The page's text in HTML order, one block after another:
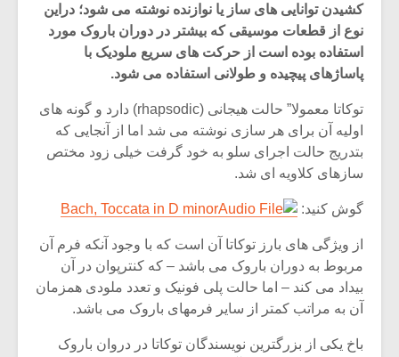
کشیدن توانایی های ساز یا نوازنده نوشته می شود؛ دراین
نوع از قطعات موسیقی که بیشتر در دوران باروک مورد
استفاده بوده است از حرکت های سریع ملودیک با
پاساژهای پیچیده و طولانی استفاده می شود.
توکاتا معمولا” حالت هیجانی (rhapsodic) دارد و گونه های
اولیه آن برای هر سازی نوشته می شد اما از آنجایی که
بتدریج حالت اجرای سلو به خود گرفت خیلی زود مختص
سازهای کلاویه ای شد.
گوش کنید: Bach, Toccata in D minor
از ویژگی های بارز توکاتا آن است که با وجود آنکه فرم آن
مربوط به دوران باروک می باشد – که کنترپوان در آن
بیداد می کند – اما حالت پلی فونیک و تعدد ملودی همزمان
آن به مراتب کمتر از سایر فرمهای باروک می باشد.
باخ یکی از بزرگترین نویسندگان توکاتا در دروان باروک